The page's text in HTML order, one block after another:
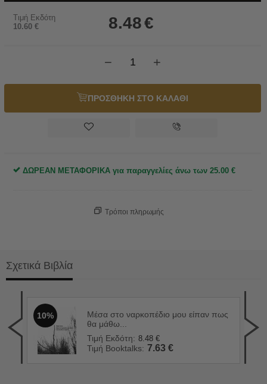
Τιμή Εκδότη
10.60 € 8.48€
+
−
ΠΡΟΣΘΗΚΗ ΣΤΟ ΚΑΛΑΘΙ
ΔΩΡΕΑΝ ΜΕΤΑΦΟΡΙΚΑ για παραγγελίες άνω των 25.00 €
Τρόποι πληρωμής
Σχετικά Βιβλία
10%
Μέσα στο ναρκοπέδιο μου είπαν πως
θα μάθω...
Τιμή Εκδότη: 8.48 €
Τιμή Booktalks: 7.63 €